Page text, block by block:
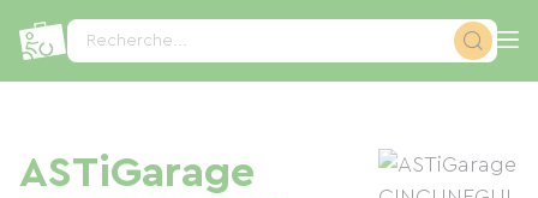
Recherche...
ASTiGarage
Panneau de gestion des cookies